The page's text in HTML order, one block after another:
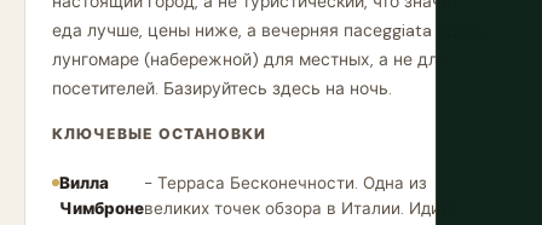
еда лучше, цены ниже, а вечерняя пасеggiata вдоль
лунгомаре (набережной) для местных, а не для
посетителей. Базируйтесь здесь на ночь.
КЛЮЧЕВЫЕ ОСТАНОВКИ
Вилла
Чимброне
- Терраса Бесконечности. Одна из
великих точек обзора в Италии. Идите